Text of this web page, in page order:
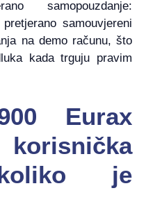
samopouzdanje:
samouvjereni
na demo računu, što
kada trguju pravim
Eurax
je